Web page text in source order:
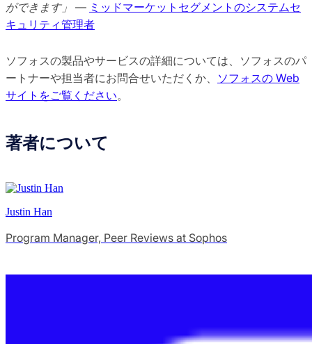
ができます」 — ミッドマーケットセグメントのシステムセ
キュリティ管理者
ソフォスの製品やサービスの詳細については、ソフォスのパ
ートナーや担当者にお問合せいただくか、 ソフォスの Web
サイトをご覧ください。
著者について
Justin Han
Program Manager, Peer Reviews at Sophos